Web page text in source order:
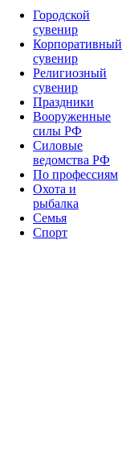
Городской
сувенир
Корпоративный
сувенир
Религиозный
сувенир
Праздники
Вооруженные
силы РФ
Силовые
ведомства РФ
По профессиям
Охота и
рыбалка
Семья
Спорт